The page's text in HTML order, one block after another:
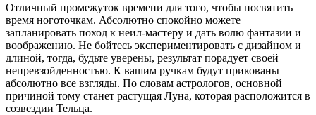
Отличный промежуток времени для того, чтобы посвятить
время ноготочкам. Абсолютно спокойно можете
запланировать поход к неил-мастеру и дать волю фантазии и
воображению. Не бойтесь экспериментировать с дизайном и
длиной, тогда, будьте уверены, результат порадует своей
непревзойденностью. К вашим ручкам будут прикованы
абсолютно все взгляды. По словам астрологов, основной
причиной тому станет растущая Луна, которая расположится в
созвездии Тельца.